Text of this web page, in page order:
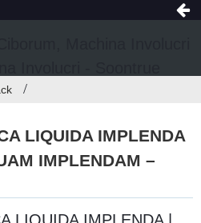
LIQUIDA IMPLENDA
IMPLENDAM –